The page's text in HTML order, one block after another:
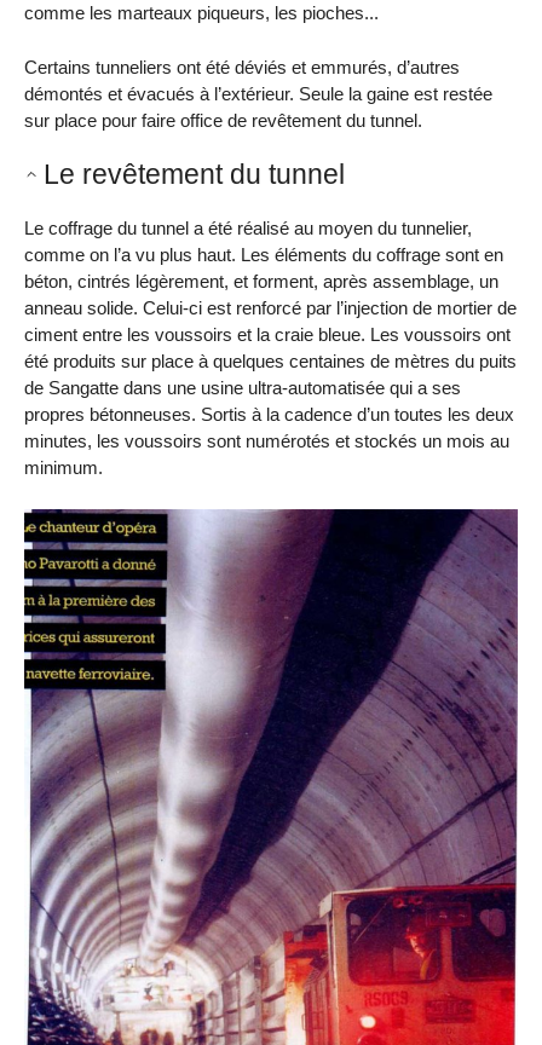
comme les marteaux piqueurs, les pioches...
Certains tunneliers ont été déviés et emmurés, d’autres
démontés et évacués à l’extérieur. Seule la gaine est restée
sur place pour faire office de revêtement du tunnel.
Le revêtement du tunnel
Le coffrage du tunnel a été réalisé au moyen du tunnelier,
comme on l’a vu plus haut. Les éléments du coffrage sont en
béton, cintrés légèrement, et forment, après assemblage, un
anneau solide. Celui-ci est renforcé par l’injection de mortier de
ciment entre les voussoirs et la craie bleue. Les voussoirs ont
été produits sur place à quelques centaines de mètres du puits
de Sangatte dans une usine ultra-automatisée qui a ses
propres bétonneuses. Sortis à la cadence d’un toutes les deux
minutes, les voussoirs sont numérotés et stockés un mois au
minimum.